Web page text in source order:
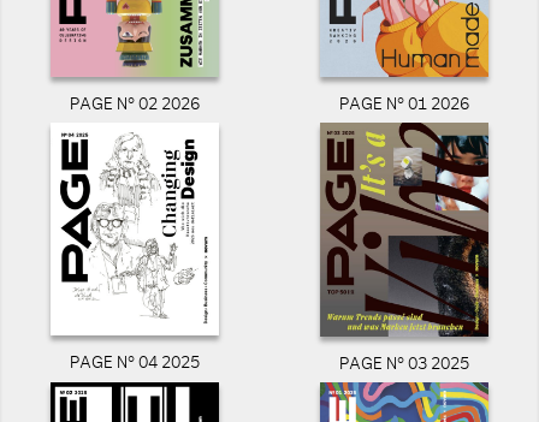
PAGE N° 02 2026 PAGE N° 01 2026
PAGE N° 04 2025 PAGE N° 03 2025